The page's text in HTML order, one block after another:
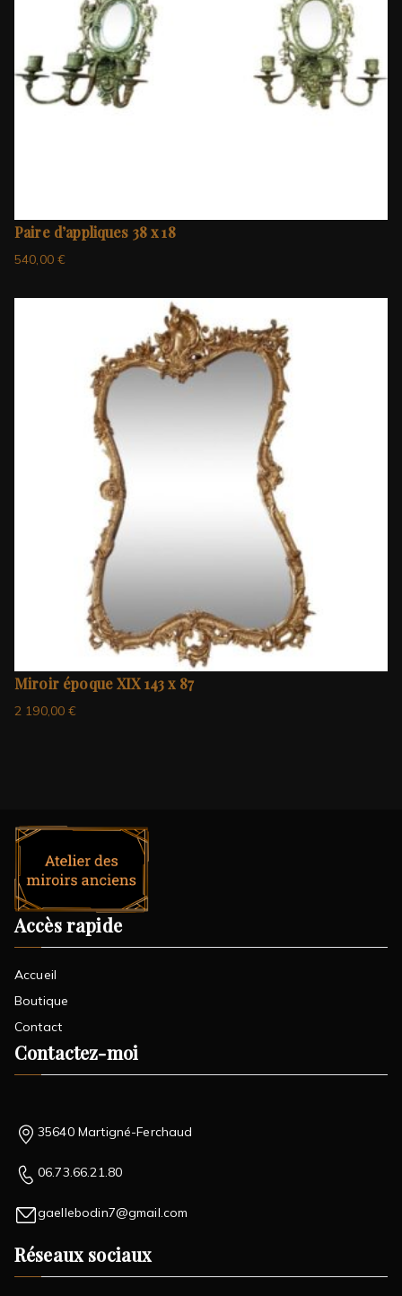
Paire d’appliques 38 x 18
540,00€
Miroir époque XIX 143 x 87
2 190,00€
Accès rapide
Accueil
Boutique
Contact
Contactez-moi
35640 Martigné-Ferchaud
06.73.66.21.80
gaellebodin7@gmail.com
Réseaux sociaux